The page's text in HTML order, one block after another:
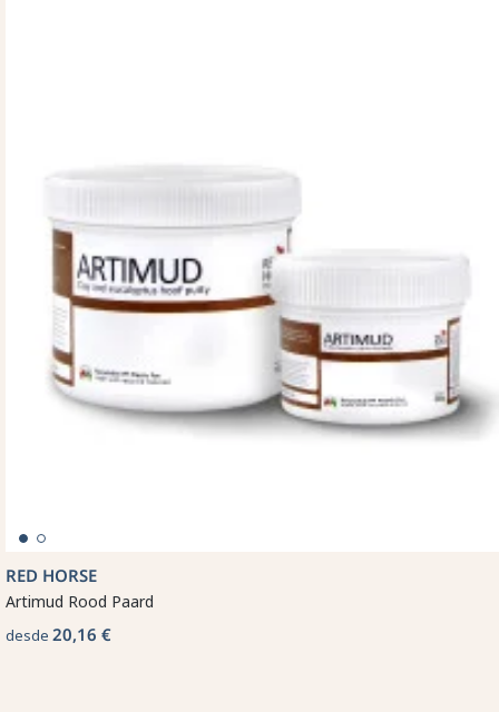
RED HORSE
Artimud Rood Paard
desde 20,16 €